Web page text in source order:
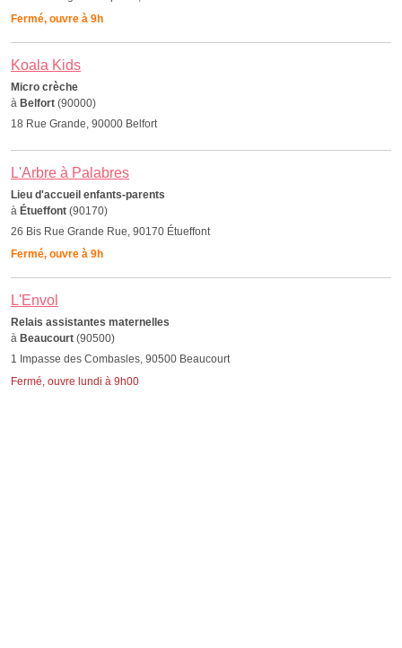
Fermé, ouvre à 9h
Koala Kids
Micro crèche
à Belfort (90000)
18 Rue Grande, 90000 Belfort
L'Arbre à Palabres
Lieu d'accueil enfants-parents
à Étueffont (90170)
26 Bis Rue Grande Rue, 90170 Étueffont
Fermé, ouvre à 9h
L'Envol
Relais assistantes maternelles
à Beaucourt (90500)
1 Impasse des Combasles, 90500 Beaucourt
Fermé, ouvre lundi à 9h00